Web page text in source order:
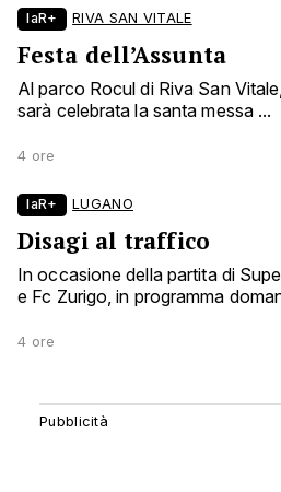
laR+ RIVA SAN VITALE
Festa dell’Assunta
Al parco Rocul di Riva San
sarà celebrata la santa messa ...
4 ore
laR+ LUGANO
Disagi al traffico
In occasione della partita di
e Fc Zurigo, in programma
4 ore